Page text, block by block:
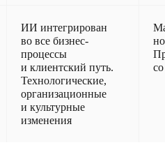
ИИ интегрирован
во все бизнес-
процессы
и клиентский путь.
Технологические,
организационные
и культурные
изменения